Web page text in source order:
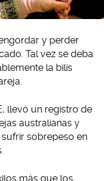
y perder
Tal vez se deba
la bilis
llevó un registro de
australianas y
sobrepeso en
más que los